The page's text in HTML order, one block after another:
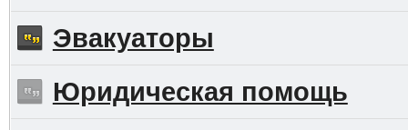
Эвакуаторы
Юридическая помощь